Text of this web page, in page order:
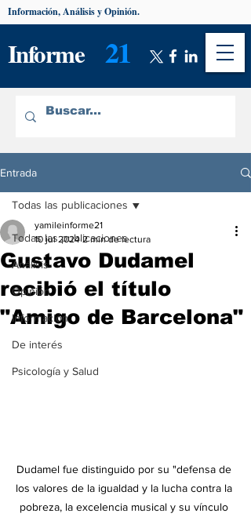
Informe 21
Información, Análisis y Opinión.
Entrada
Todas las publicaciones
Análisis
Opinión
Información
De interés
Psicología y Salud
Todas las publicaciones
Gustavo Dudamel
recibió el título
"Amigo de Barcelona"
yamileinforme21
10 jul 2024 2 min de lectura
Dudamel fue distinguido por su "defensa de
los valores de la igualdad y la lucha contra la
pobreza, la excelencia musical y su vínculo